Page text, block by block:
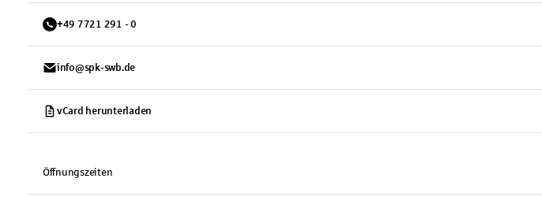
+49 7721 291 - 0
info@spk-swb.de
vCard herunterladen
Öffnungszeiten